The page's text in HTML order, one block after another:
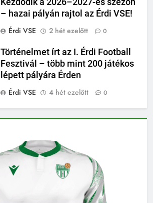
– hazai pályán rajtol az Érdi VSE!
Érdi VSE
2 hét ezelőtt 0
Történelmet írt az I. Érdi Football
Fesztivál – több mint 200 játékos
lépett pályára Érden
Érdi VSE
4 hét ezelőtt 0